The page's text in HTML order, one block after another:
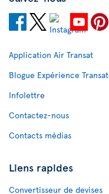
Application Air Transat
Blogue Expérience Transat
Infolettre
Contactez-nous
Contacts médias
Liens rapides
Convertisseur de devises